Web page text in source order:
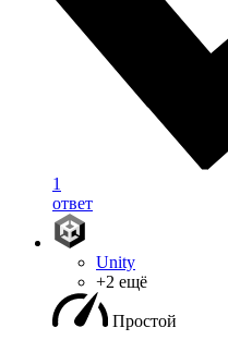
1
ответ
Unity
+2 ещё
Простой